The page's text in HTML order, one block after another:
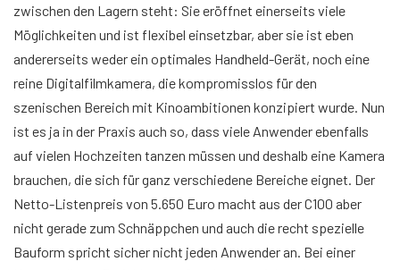
zwischen den Lagern steht: Sie eröffnet einerseits viele
Möglichkeiten und ist flexibel einsetzbar, aber sie ist eben
andererseits weder ein optimales Handheld-Gerät, noch eine
reine Digitalfilmkamera, die kompromisslos für den
szenischen Bereich mit Kinoambitionen konzipiert wurde. Nun
ist es ja in der Praxis auch so, dass viele Anwender ebenfalls
auf vielen Hochzeiten tanzen müssen und deshalb eine Kamera
brauchen, die sich für ganz verschiedene Bereiche eignet. Der
Netto-Listenpreis von 5.650 Euro macht aus der C100 aber
nicht gerade zum Schnäppchen und auch die recht spezielle
Bauform spricht sicher nicht jeden Anwender an. Bei einer